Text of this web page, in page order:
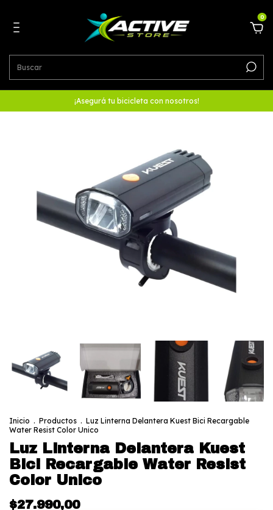
0
¡Asegurá tu bicicleta con nosotros!
Inicio . Productos . Luz Linterna Delantera Kuest Bici Recargable
Water Resist Color Unico
Luz Linterna Delantera Kuest
Bici Recargable Water Resist
Color Unico
$27.990,00